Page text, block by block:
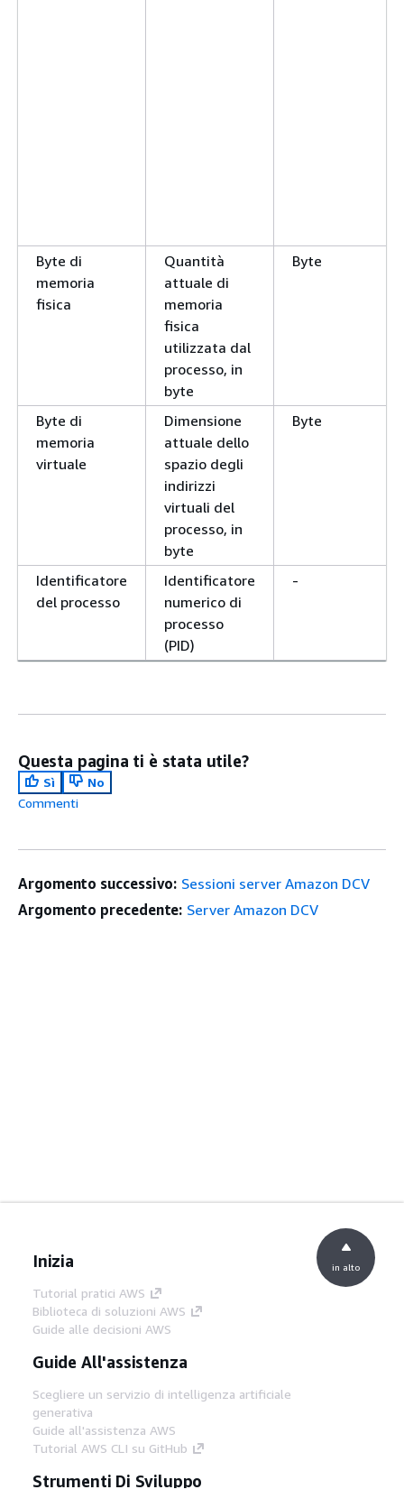
Byte di
memoria
fisica
Quantità
attuale di
memoria
fisica
utilizzata dal
processo, in
byte
Byte
Byte di
memoria
virtuale
Dimensione
attuale dello
spazio degli
indirizzi
virtuali del
processo, in
byte
Byte
Identificatore
del processo
Identificatore
numerico di
processo
(PID)
-
Questa pagina ti è stata utile?
Sì
No
Commenti
Argomento successivo: Sessioni server Amazon DCV
Argomento precedente: Server Amazon DCV
Inizia
Tutorial pratici AWS
Biblioteca di soluzioni AWS
Guide alle decisioni AWS
Guide All'assistenza
Scegliere un servizio di intelligenza artificiale
generativa
Guide all'assistenza AWS
Tutorial AWS CLI su GitHub
Strumenti Di Sviluppo
in alto